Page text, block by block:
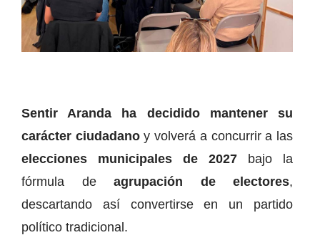
Sentir Aranda ha decidido mantener su
carácter ciudadanoy volverá a concurrir a las
elecciones municipales de 2027 bajo la
fórmula de agrupación de electores,
descartando así convertirse en un partido
político tradicional.